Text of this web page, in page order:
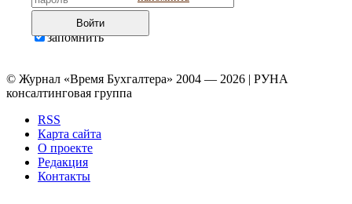
Войти
запомнить
© Журнал «Время Бухгалтера» 2004 — 2026 | РУНА
консалтинговая группа
RSS
Карта сайта
О проекте
Редакция
Контакты